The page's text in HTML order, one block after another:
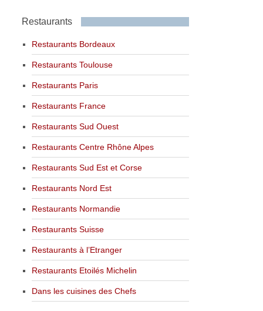
Restaurants
Restaurants Bordeaux
Restaurants Toulouse
Restaurants Paris
Restaurants France
Restaurants Sud Ouest
Restaurants Centre Rhône Alpes
Restaurants Sud Est et Corse
Restaurants Nord Est
Restaurants Normandie
Restaurants Suisse
Restaurants à l’Etranger
Restaurants Etoilés Michelin
Dans les cuisines des Chefs